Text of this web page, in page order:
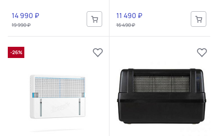
14 990 ₽
19 990 ₽
11 490 ₽
16 490 ₽
-26%